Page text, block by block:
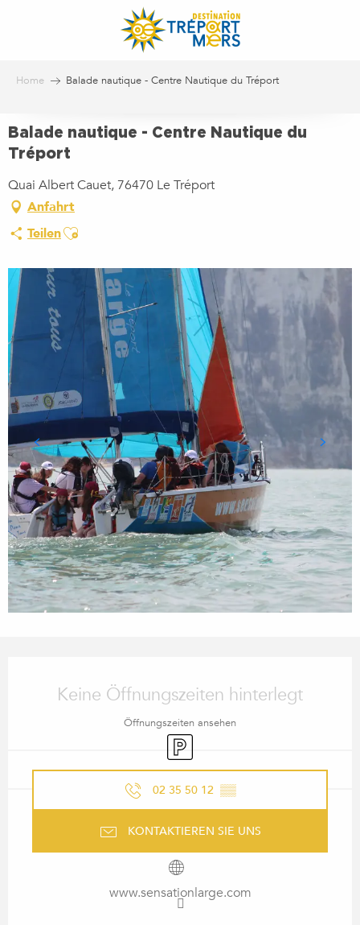
Home Balade nautique - Centre Nautique du Tréport
Balade nautique - Centre Nautique du
Tréport
Quai Albert Cauet, 76470 Le Tréport
Anfahrt
TeilenAjouter aux favoris
Keine Öffnungszeiten hinterlegt
Öffnungszeiten ansehen
Parkplatz
02 35 50 12 ▒▒
KONTAKTIEREN SIE UNS
www.sensationlarge.com